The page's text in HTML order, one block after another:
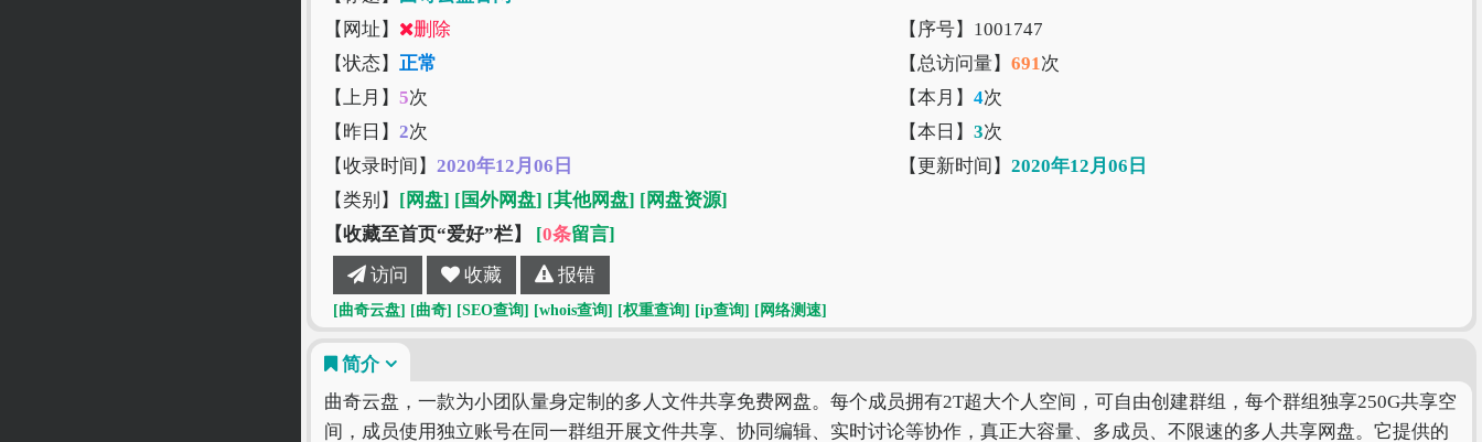
【网址】
删除
【序号】1001747
【状态】 正常 【总访问量】 691次
【上月】 5次 【本月】 4次
【昨日】 2次 【本日】 3次
【收录时间】 2020年12月06日 【更新时间】 2020年12月06日
【类别】 [网盘] [国外网盘] [其他网盘] [网盘资源]
【收藏至首页“爱好”栏】
[0条留言]
访问 收藏 报错
[曲奇云盘] [曲奇] [SEO查询] [whois查询] [权重查询] [ip查询] [网络测速]
简介
曲奇云盘，一款为小团队量身定制的多人文件共享免费网盘。每个成员拥有2T超大个人空间，可自由创建群组，每个群组独享250G共享空
间，成员使用独立账号在同一群组开展文件共享、协同编辑、实时讨论等协作，真正大容量、多成员、不限速的多人共享网盘。它提供的